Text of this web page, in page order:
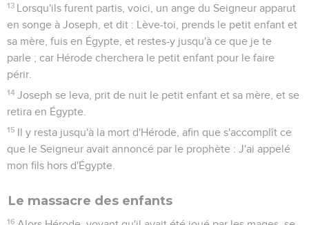
13 Lorsqu'ils furent partis, voici, un ange du Seigneur apparut
en songe à Joseph, et dit : Lève-toi, prends le petit enfant et
sa mère, fuis en Égypte, et restes-y jusqu'à ce que je te
parle ; car Hérode cherchera le petit enfant pour le faire
périr.
14 Joseph se leva, prit de nuit le petit enfant et sa mère, et se
retira en Égypte.
15 Il y resta jusqu'à la mort d'Hérode, afin que s'accomplît ce
que le Seigneur avait annoncé par le prophète : J'ai appelé
mon fils hors d'Égypte.
Le massacre des enfants
16